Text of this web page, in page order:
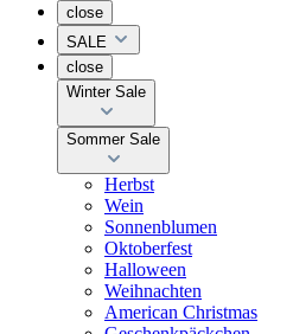
close
SALE
close
Winter Sale
Sommer Sale
Herbst
Wein
Sonnenblumen
Oktoberfest
Halloween
Weihnachten
American Christmas